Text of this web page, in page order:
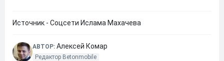
Источник - Соцсети Ислама Махачева
АВТОР: Алексей Комар
Редактор Betonmobile